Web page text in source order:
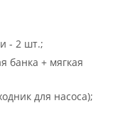
- 2 шт.;
банка + мягкая
для насоса);